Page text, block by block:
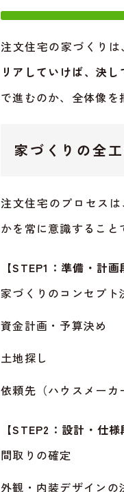
注文住宅の家づくりは
リアしていけば、決し
で進むのか、全体像を
家づくりの全
注文住宅のプロセス
かを常に意識すること
【STEP1：準備・計
家づくりのコンセプト
資金計画・予算決め
土地探し
依頼先（ハウスメーカ
【STEP2：設計・仕
間取りの確定
外観・内装デザインの